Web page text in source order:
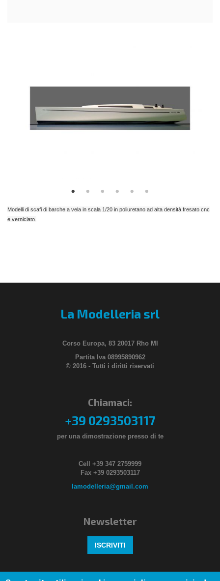
Modelli di scafi di barche a vela in scala 1/20 in poliuretano ad alta densità fresato cnc
e verniciato.
La Modelleria srl
Corso Europa, 83 20017 Rho MI
Partita Iva 08995890962
© 2016 - Tutti i diritti riservati
Chiamaci:
+39 0293503117
per una dimostrazione presso di te
Cell +39 347 2759999
Fax +39 0293503117
lamodelleria@gmail.com
Newsletter
ISCRIVITI
Seguici anche su